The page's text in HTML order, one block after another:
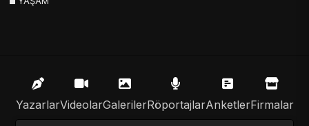
YazarlarVideolarGalerilerRöportajlarAnketlerFirmalar